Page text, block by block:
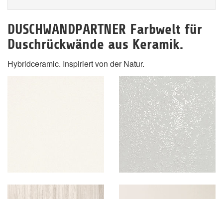
DUSCHWANDPARTNER Farbwelt für
Duschrückwände aus Keramik.
Hybridceramic. Inspiriert von der Natur.